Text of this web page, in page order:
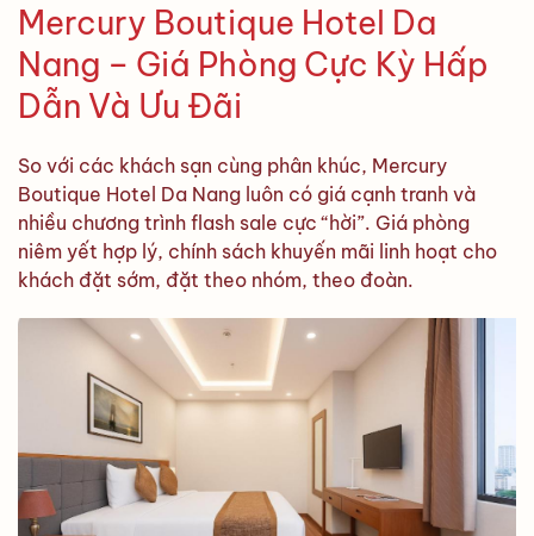
Mercury Boutique Hotel Da
Nang – Giá Phòng Cực Kỳ Hấp
Dẫn Và Ưu Đãi
So với các khách sạn cùng phân khúc, Mercury
Boutique Hotel Da Nang luôn có giá cạnh tranh và
nhiều chương trình flash sale cực “hời”. Giá phòng
niêm yết hợp lý, chính sách khuyến mãi linh hoạt cho
khách đặt sớm, đặt theo nhóm, theo đoàn.